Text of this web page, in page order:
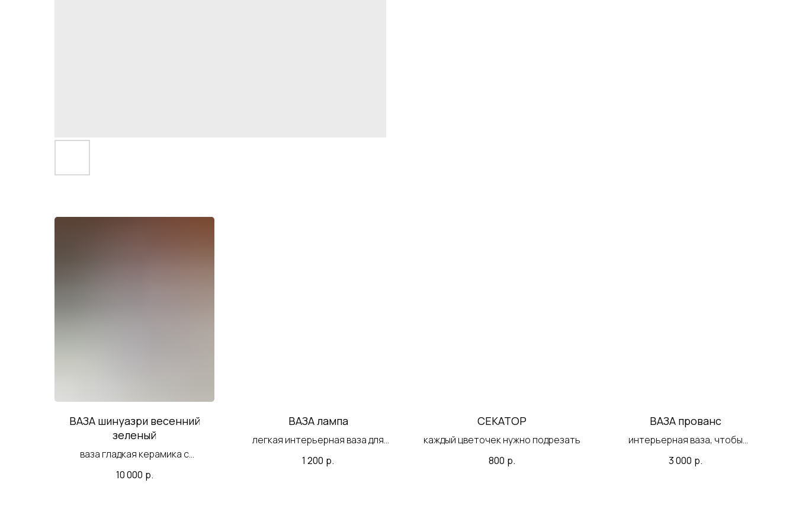
ВАЗА шинуазри весенний
зеленый
ваза гладкая керамика с
аккуратным рисунком
10 000 р.
ВАЗА лампа
легкая интерьерная ваза для
вашего пространства
1 200 р.
СЕКАТОР
каждый цветочек нужно подрезать
800 р.
ВАЗА прованс
интерьерная ваза, чтобы
поставить акцентную точку в
вашем пространстве
3 000 р.